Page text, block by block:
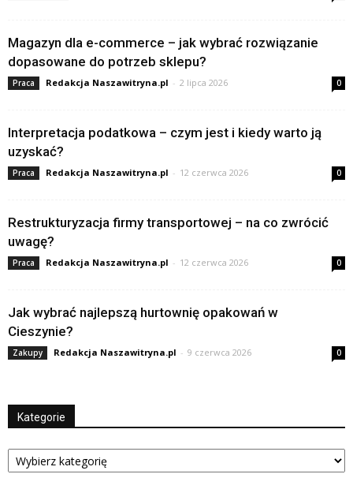
Magazyn dla e-commerce – jak wybrać rozwiązanie
dopasowane do potrzeb sklepu?
Praca Redakcja Naszawitryna.pl - 2 lipca 2026 0
Interpretacja podatkowa – czym jest i kiedy warto ją
uzyskać?
Praca Redakcja Naszawitryna.pl - 12 czerwca 2026 0
Restrukturyzacja firmy transportowej – na co zwrócić
uwagę?
Praca Redakcja Naszawitryna.pl - 12 czerwca 2026 0
Jak wybrać najlepszą hurtownię opakowań w
Cieszynie?
Zakupy Redakcja Naszawitryna.pl - 9 czerwca 2026 0
Kategorie
Kategorie